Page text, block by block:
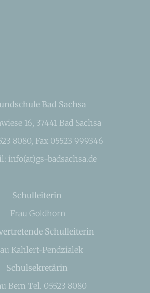
Bad Sachsa
16, 37441 Bad Sachsa
8080, Fax 05523 999346
info(at)gs-badsachsa.de
Schulleiterin
Frau Goldhorn
Schulleiterin
Kahlert-Pendzialek
Schulsekretärin
Bem Tel. 05523 8080